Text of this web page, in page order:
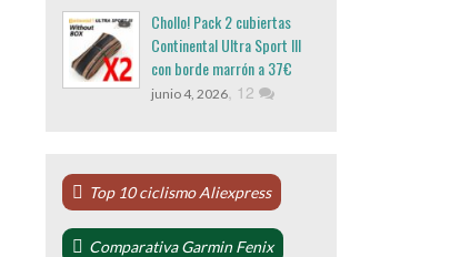
Chollo! Pack 2 cubiertas
Continental Ultra Sport III
con borde marrón a 37€
junio 4, 2026, 12
Top 10 ciclismo Aliexpress
Comparativa Garmin Fenix